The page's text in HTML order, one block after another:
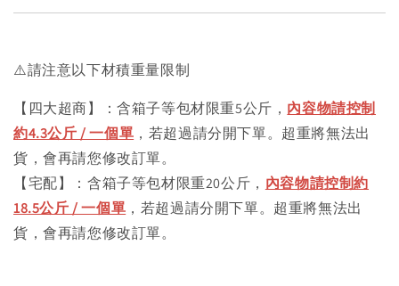
⚠️請注意以下材積重量限制
【四大超商】：含箱子等包材限重5公斤， 內容物請控制
約4.3公斤 / 一個單 ，若超過請分開下單。超重將無法出
貨，會再請您修改訂單。
【宅配】：含箱子等包材限重20公斤， 內容物請控制約
18.5公斤 / 一個單 ，若超過請分開下單。超重將無法出
貨，會再請您修改訂單。